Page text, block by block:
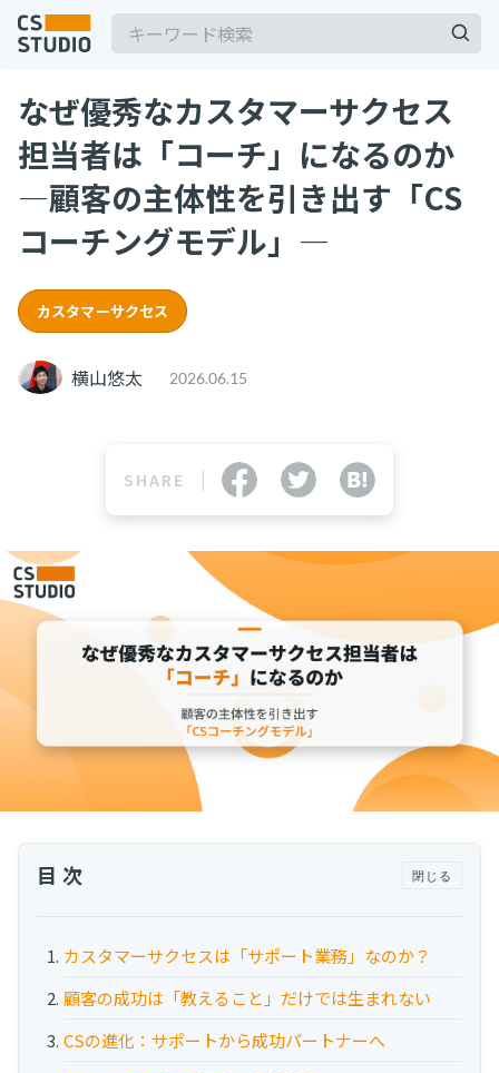
記事
カスタマーサクセス人材派遣・常駐
カスタマーサクセスBPO
BPaaS​
既存営業 AI BPO
カスタマーサポート代行
多言語カスタマーサポート対応
CSツール導入・運用支援
ツール選定・運用支援
その他ご支援​
インサイドセールス代行
【2025年最新】Outlookの時短術15選！メー
ル作成やタスク管理のテクニックを紹介
カスタマーサポート
2025.06.06
BPO
2025.08.19
2024.11.07
サボタージュマニュアルとは？組織の内部崩壊
組織作り
意外と知らない？Google スプレッドシート関
数の落とし穴 ～集計作業を効率化する4つの
関数と、見落としがちな注意点～
カスタマーサポート
なぜ優秀なカスタマーサクセス
担当者は「コーチ」になるのか
—顧客の主体性を引き出す「CS
コーチングモデル」—
カスタマーサクセス
横山悠太 2026.06.15
SHARE
カスタマーサクセスは「サポート業務」なのか？
顧客の成功は「教えること」だけでは生まれない
CSの進化：サポートから成功パートナーへ
目次 閉じる